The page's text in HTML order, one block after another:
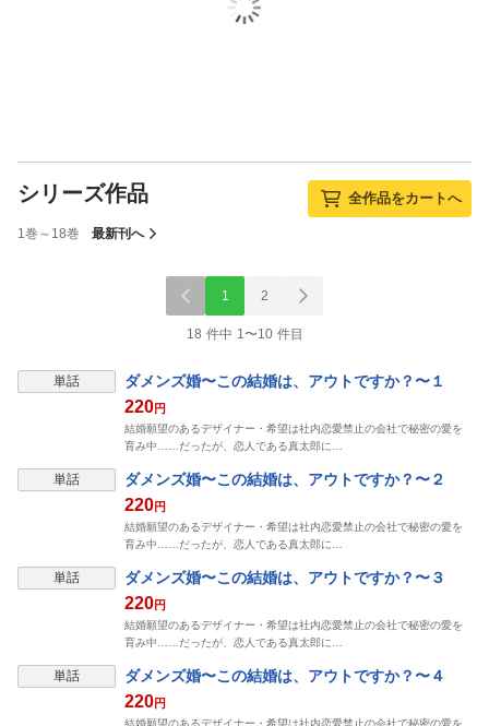
シリーズ作品 全作品をカートへ
1巻～18巻 最新刊へ
1 2
18 件中 1〜10 件目
単話 ダメンズ婚〜この結婚は、アウトですか？〜１
220円
結婚願望のあるデザイナー・希望は社内恋愛禁止の会社で秘密の愛を
育み中……だったが、恋人である真太郎に…
単話 ダメンズ婚〜この結婚は、アウトですか？〜２
220円
結婚願望のあるデザイナー・希望は社内恋愛禁止の会社で秘密の愛を
育み中……だったが、恋人である真太郎に…
単話 ダメンズ婚〜この結婚は、アウトですか？〜３
220円
結婚願望のあるデザイナー・希望は社内恋愛禁止の会社で秘密の愛を
育み中……だったが、恋人である真太郎に…
単話 ダメンズ婚〜この結婚は、アウトですか？〜４
220円
結婚願望のあるデザイナー・希望は社内恋愛禁止の会社で秘密の愛を